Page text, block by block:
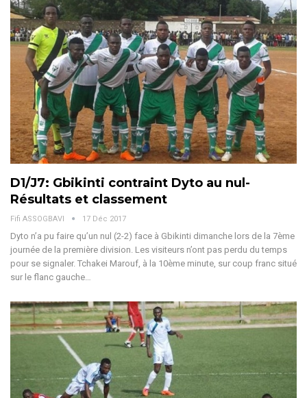
D1/J7: Gbikinti contraint Dyto au nul-
Résultats et classement
Fifi ASSOGBAVI 17 Déc 2017
Dyto n’a pu faire qu’un nul (2-2) face à Gbikinti dimanche lors de la 7ème
journée de la première division. Les visiteurs n’ont pas perdu du temps
pour se signaler. Tchakei Marouf, à la 10ème minute, sur coup franc situé
sur le flanc gauche…